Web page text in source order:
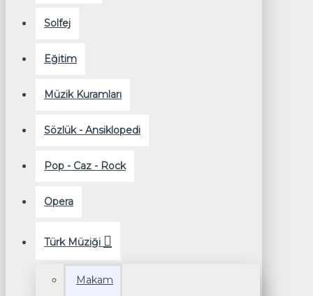
Solfej
Eğitim
Müzik Kuramları
Sözlük - Ansiklopedi
Pop - Caz - Rock
Opera
Türk Müziği
Makam